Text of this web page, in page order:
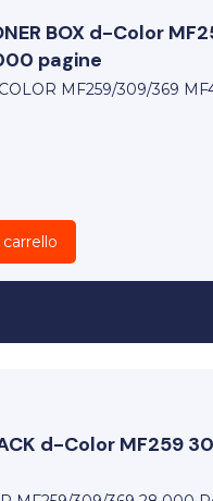
BOX d-Color
pagine
MF259/309/369
d-Color MF259